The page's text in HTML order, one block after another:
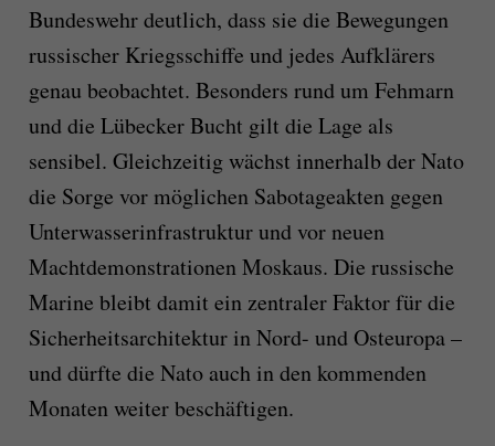
Bundeswehr deutlich, dass sie die Bewegungen
russischer Kriegsschiffe und jedes Aufklärers
genau beobachtet. Besonders rund um Fehmarn
und die Lübecker Bucht gilt die Lage als
sensibel. Gleichzeitig wächst innerhalb der Nato
die Sorge vor möglichen Sabotageakten gegen
Unterwasserinfrastruktur und vor neuen
Machtdemonstrationen Moskaus. Die russische
Marine bleibt damit ein zentraler Faktor für die
Sicherheitsarchitektur in Nord- und Osteuropa –
und dürfte die Nato auch in den kommenden
Monaten weiter beschäftigen.